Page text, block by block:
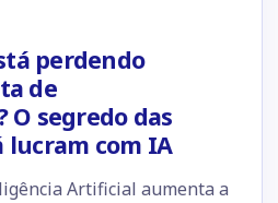
perdendo
de
O segredo das
lucram com IA
Artificial aumenta a